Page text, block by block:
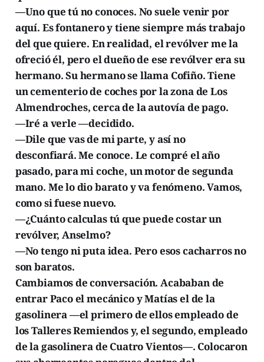
—Uno que tú no conoces. No suele venir por
aquí. Es fontanero y tiene siempre más trabajo
del que quiere. En realidad, el revólver me la
ofreció él, pero el dueño de ese revólver era su
hermano. Su hermano se llama Cofiño. Tiene
un cementerio de coches por la zona de Los
Almendroches, cerca de la autovía de pago.
—Iré a verle —decidido.
—Dile que vas de mi parte, y así no
desconfiará. Me conoce. Le compré el año
pasado, para mi coche, un motor de segunda
mano. Me lo dio barato y va fenómeno. Vamos,
como si fuese nuevo.
—¿Cuánto calculas tú que puede costar un
revólver, Anselmo?
—No tengo ni puta idea. Pero esos cacharros no
son baratos.
Cambiamos de conversación. Acababan de
entrar Paco el mecánico y Matías el de la
gasolinera —el primero de ellos empleado de
los Talleres Remiendos y, el segundo, empleado
de la gasolinera de Cuatro Vientos—. Colocaron